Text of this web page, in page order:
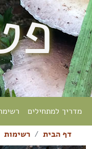
מדריך למתחילים
דף הבית רשימות